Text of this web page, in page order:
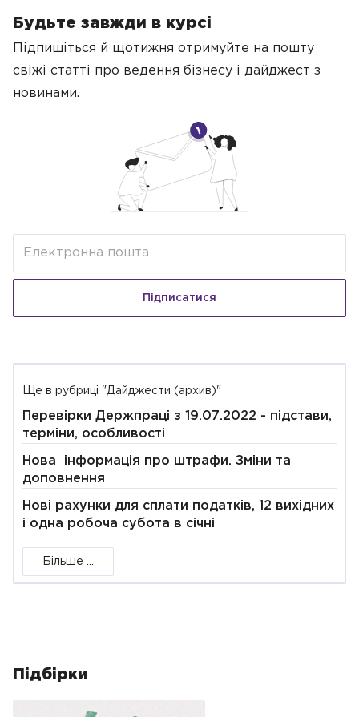
Будьте завжди в курсі
Підпишіться й щотижня отримуйте на пошту
свіжі статті про ведення бізнесу і дайджест з
новинами.
Підписатися
Ще в рубриці "Дайджести (архив)"
Перевірки Держпраці з 19.07.2022 - підстави,
терміни, особливості
Нова інформація про штрафи. Зміни та
доповнення
Нові рахунки для сплати податків, 12 вихідних
і одна робоча субота в січні
Більше ...
Підбірки